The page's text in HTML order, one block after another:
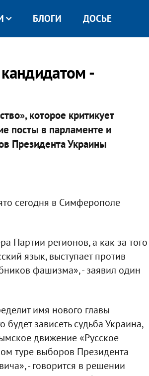
БЛОГИ ДОСЬЕ
-
которое критикует
посты в парламенте и
Президента Украины
сегодня в Симферополе
Партии регионов, а как за того
язык, выступает против
фашизма», - заявил один
имя нового главы
будет зависеть судьба Украина,
движение «Русское
туре выборов Президента
- говорится в решении